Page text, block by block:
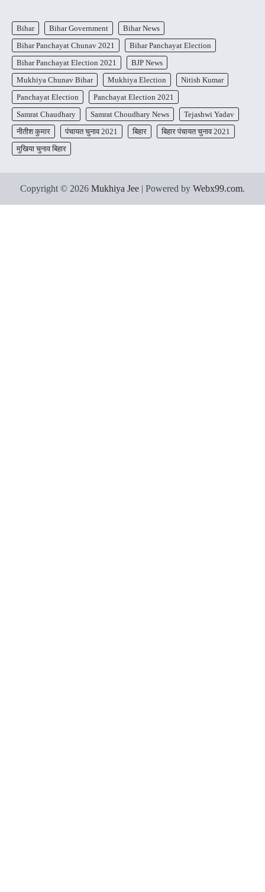
Bihar Bihar Government
Bihar News
Bihar Panchayat Chunav 2021
Bihar Panchayat Election
Bihar Panchayat Election 2021
BJP News
Mukhiya Chunav Bihar
Mukhiya Election
Nitish Kumar
Panchayat Election
Panchayat Election 2021
Samrat Chaudhary
Samrat Choudhary News
Tejashwi Yadav
नीतीश कुमार
पंचायत चुनाव 2021 बिहार
बिहार पंचायत चुनाव 2021
मुखिया चुनाव बिहार
Copyright © 2026 Mukhiya Jee | Powered by Webx99.com.